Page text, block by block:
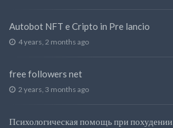
Autobot NFT e Cripto in Pre lancio
4 years, 2 months ago
free followers net
2 years, 3 months ago
Психологическая помощь при похудении